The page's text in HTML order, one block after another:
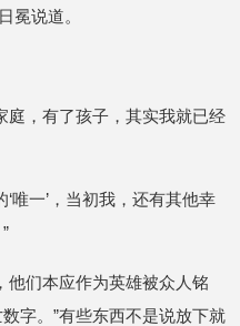
冕说道。
庭，有了孩子，其实我就已经
唯一’，当初我，还有其他幸
他们本应作为英雄被众人铭
字。”有些东西不是说放下就